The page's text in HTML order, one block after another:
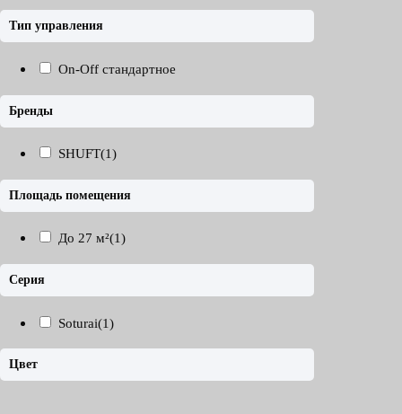
Тип управления
On-Off стандартное
Бренды
SHUFT(1)
Площадь помещения
До 27 м²(1)
Серия
Soturai(1)
Цвет